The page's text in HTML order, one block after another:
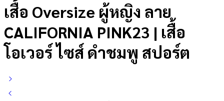
เสื้อ Oversize ผู้หญิง ลาย
CALIFORNIA PINK23 | เสื้อ
โอเวอร์ ไซส์ ดำชมพู สปอร์ต